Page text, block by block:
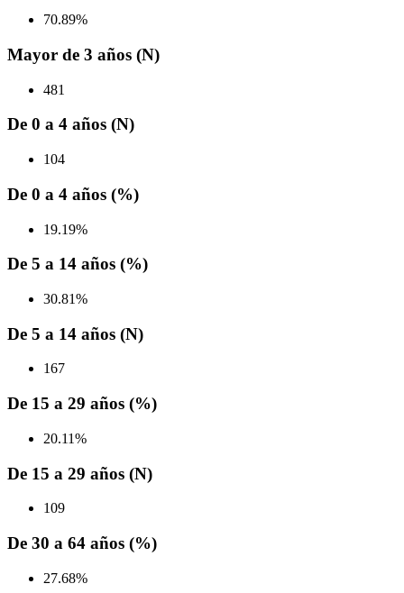
70.89%
Mayor de 3 años (N)
481
De 0 a 4 años (N)
104
De 0 a 4 años (%)
19.19%
De 5 a 14 años (%)
30.81%
De 5 a 14 años (N)
167
De 15 a 29 años (%)
20.11%
De 15 a 29 años (N)
109
De 30 a 64 años (%)
27.68%